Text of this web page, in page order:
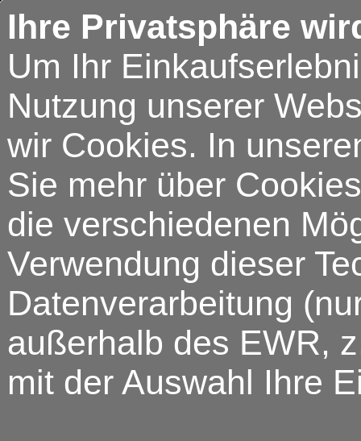
Ihre Privatsphäre
Um Ihr
Nutzung unserer
wir Cookies. In
Sie mehr über
die verschiedenen
Verwendung dieser
Datenverarbeitung
außerhalb des EWR,
mit der Auswahl Ihre